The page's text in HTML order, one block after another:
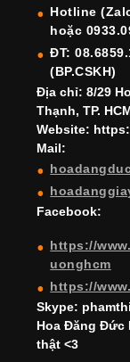
o
o
k
m
Hotline
hoặc
ĐT:
(BP.CSKH)
Địa chỉ: 8/29
Thạnh, TP.
Website:
Mail:
Facebook:
https://
uonghcm
https://
Skype:
Hoa Đăng
thật <3